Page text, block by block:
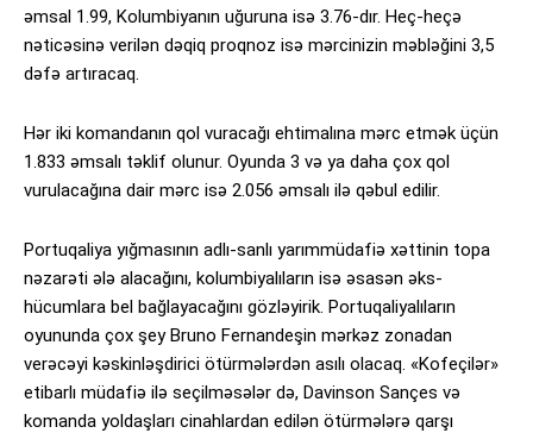
əmsal 1.99, Kolumbiyanın uğuruna isə 3.76-dır. Heç-heçə
nəticəsinə verilən dəqiq proqnoz isə mərcinizin məbləğini 3,5
dəfə artıracaq.
Hər iki komandanın qol vuracağı ehtimalına mərc etmək üçün
1.833 əmsalı təklif olunur. Oyunda 3 və ya daha çox qol
vurulacağına dair mərc isə 2.056 əmsalı ilə qəbul edilir.
Portuqaliya yığmasının adlı-sanlı yarımmüdafiə xəttinin topa
nəzarəti ələ alacağını, kolumbiyalıların isə əsasən əks-
hücumlara bel bağlayacağını gözləyirik. Portuqaliyalıların
oyununda çox şey Bruno Fernandeşin mərkəz zonadan
verəcəyi kəskinləşdirici ötürmələrdən asılı olacaq. «Kofeçilər»
etibarlı müdafiə ilə seçilməsələr də, Davinson Sançes və
komanda yoldaşları cinahlardan edilən ötürmələrə qarşı